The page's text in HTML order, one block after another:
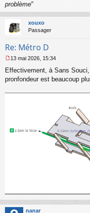
problème"
xouxo
Passager
Re: Métro D
e
s
a
n
13 mai 2026, 15:34
Effectivement, à Sans
pronfondeur est beaucoup
nanar